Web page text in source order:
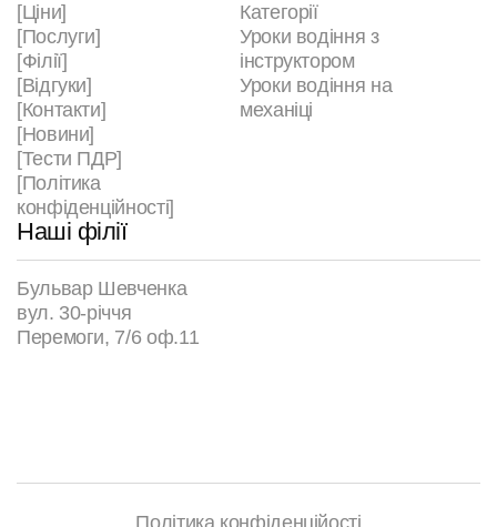
[Ціни]
[Послуги]
[Філії]
[Відгуки]
[Контакти]
[Новини]
[Тести ПДР]
[Політика
конфіденційності]
Категорії
Уроки водіння з
інструктором
Уроки водіння на
механіці
Наші філії
Бульвар Шевченка
вул. 30-річчя
Перемоги, 7/6 оф.11